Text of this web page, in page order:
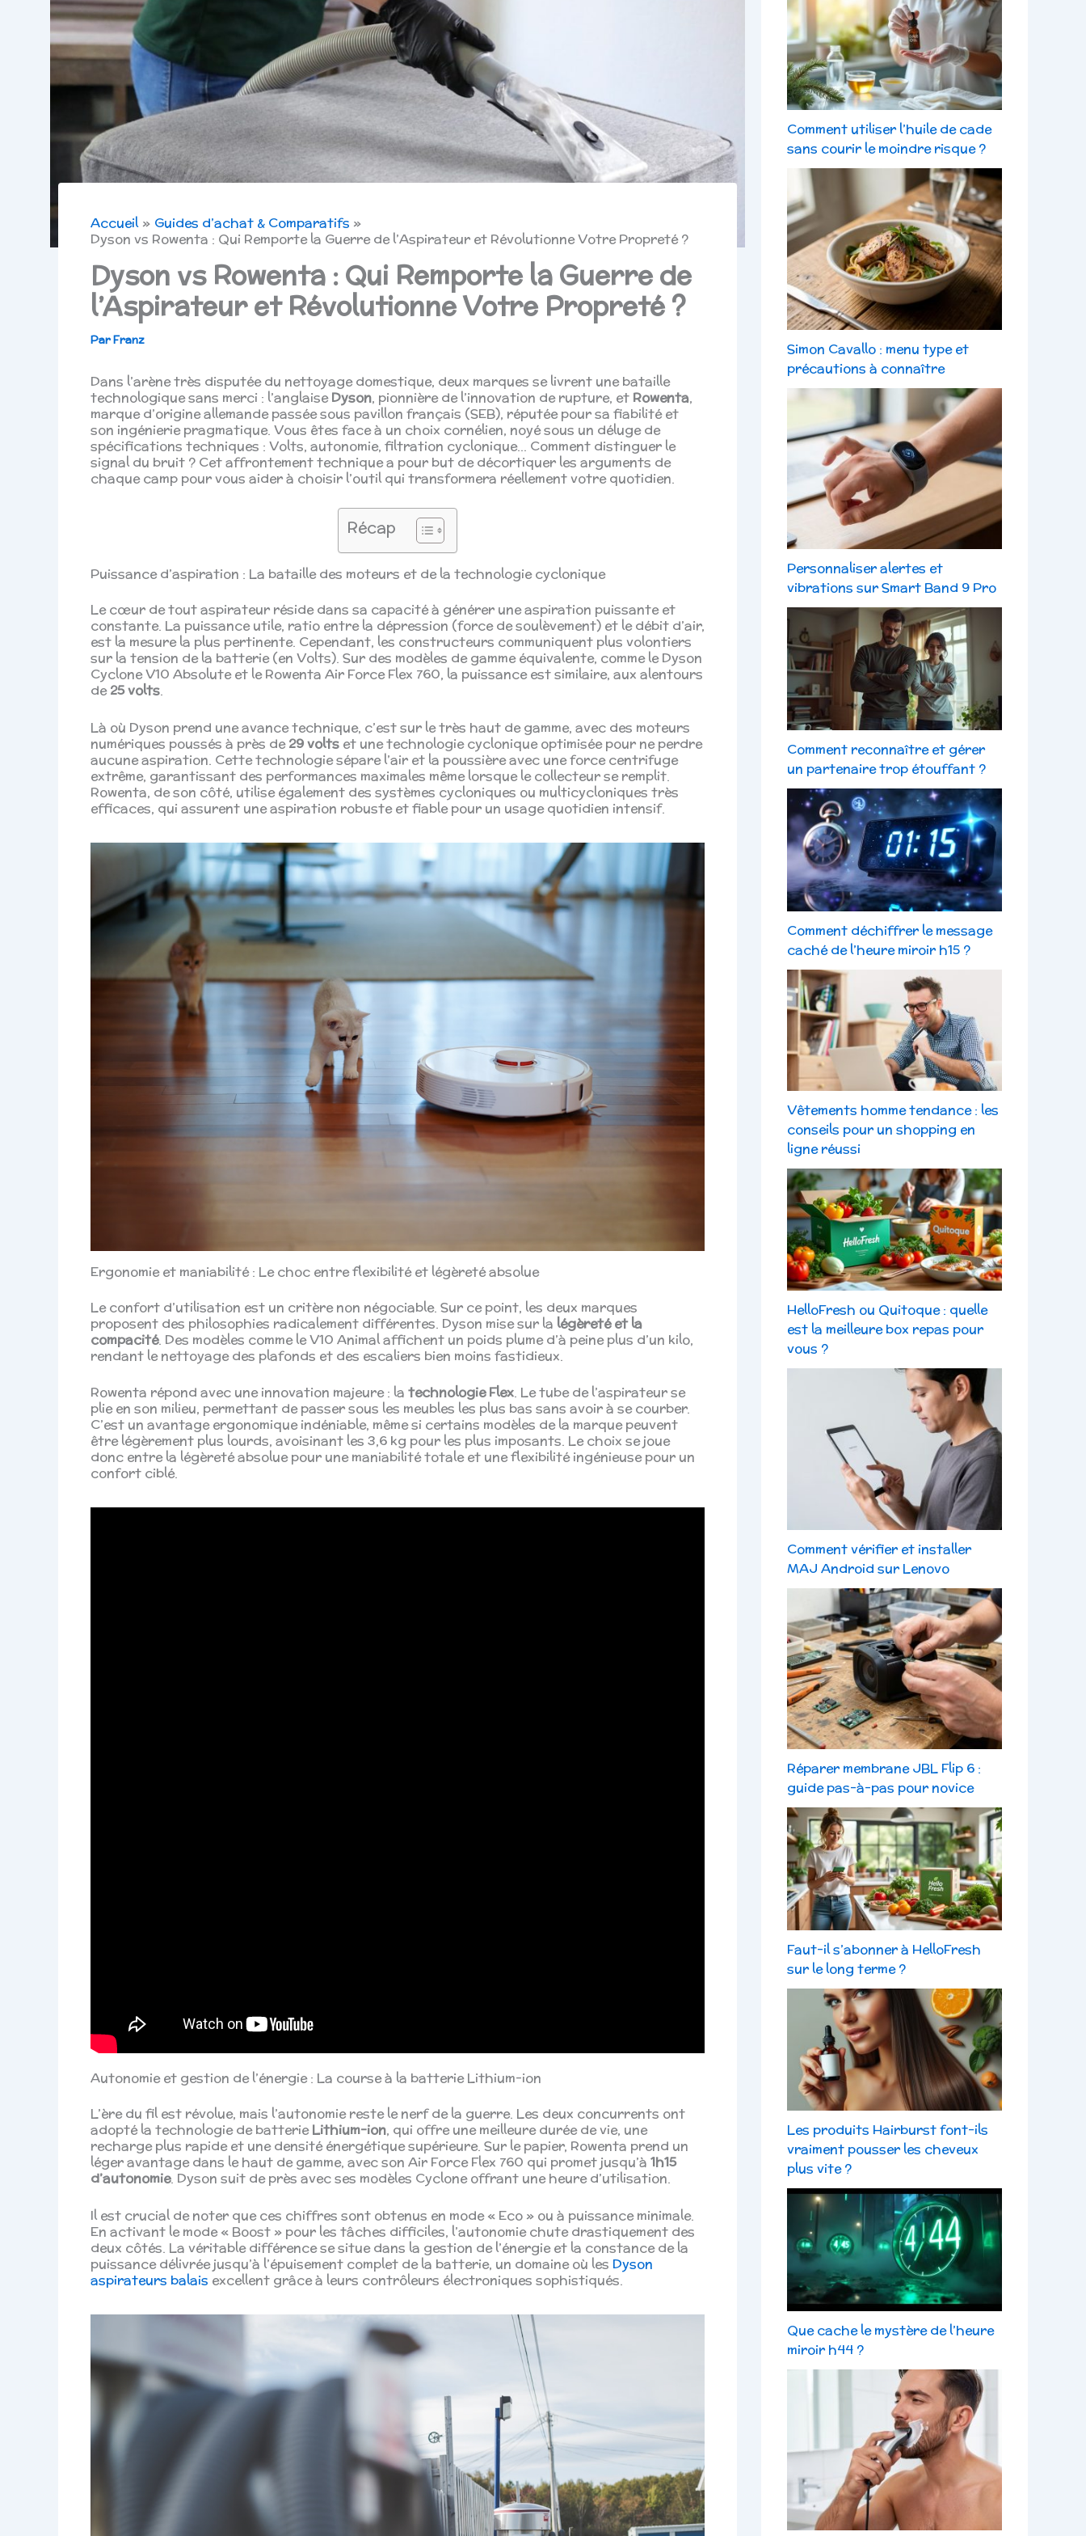
Accueil
Guides d’achat & Comparatifs
Dyson vs Rowenta : Qui Remporte la Guerre de l’Aspirateur et Révolutionne Votre Propreté ?
Dyson vs Rowenta : Qui Remporte la Guerre de
l’Aspirateur et Révolutionne Votre Propreté ?
ParFranz
Dans l’arène très disputée du nettoyage domestique, deux marques se livrent une bataille
technologique sans merci : l’anglaiseDyson, pionnière de l’innovation de rupture, et Rowenta,
marque d’origine allemande passée sous pavillon français (SEB), réputée pour sa fiabilité et
son ingénierie pragmatique. Vous êtes face à un choix cornélien, noyé sous un déluge de
spécifications techniques : Volts, autonomie, filtration cyclonique… Comment distinguer le
signal du bruit ? Cet affrontement technique a pour but de décortiquer les arguments de
chaque camp pour vous aider à choisir l’outil qui transformera réellement votre quotidien.
Récap
Puissance d’aspiration : La bataille des moteurs et de la technologie cyclonique
Le cœur de tout aspirateur réside dans sa capacité à générer une aspiration puissante et
constante. La puissance utile, ratio entre la dépression (force de soulèvement) et le débit d’air,
est la mesure la plus pertinente. Cependant, les constructeurs communiquent plus volontiers
sur la tension de la batterie (en Volts). Sur des modèles de gamme équivalente, comme le Dyson
Cyclone V10 Absolute et le Rowenta Air Force Flex 760, la puissance est similaire, aux alentours
de25 volts.
Là où Dyson prend une avance technique, c’est sur le très haut de gamme, avec des moteurs
numériques poussés à près de29 volts et une technologie cyclonique optimisée pour ne perdre
aucune aspiration. Cette technologie sépare l’air et la poussière avec une force centrifuge
extrême, garantissant des performances maximales même lorsque le collecteur se remplit.
Rowenta, de son côté, utilise également des systèmes cycloniques ou multicycloniques très
efficaces, qui assurent une aspiration robuste et fiable pour un usage quotidien intensif.
Ergonomie et maniabilité : Le choc entre flexibilité et légèreté absolue
Le confort d’utilisation est un critère non négociable. Sur ce point, les deux marques
proposent des philosophies radicalement différentes. Dyson mise sur la légèreté et la
compacité. Des modèles comme le V10 Animal affichent un poids plume d’à peine plus d’un kilo,
rendant le nettoyage des plafonds et des escaliers bien moins fastidieux.
Rowenta répond avec une innovation majeure : la technologie Flex. Le tube de l’aspirateur se
plie en son milieu, permettant de passer sous les meubles les plus bas sans avoir à se courber.
C’est un avantage ergonomique indéniable, même si certains modèles de la marque peuvent
être légèrement plus lourds, avoisinant les 3,6 kg pour les plus imposants. Le choix se joue
donc entre la légèreté absolue pour une maniabilité totale et une flexibilité ingénieuse pour un
confort ciblé.
Autonomie et gestion de l’énergie : La course à la batterie Lithium-ion
L’ère du fil est révolue, mais l’autonomie reste le nerf de la guerre. Les deux concurrents ont
adopté la technologie de batterieLithium-ion, qui offre une meilleure durée de vie, une
recharge plus rapide et une densité énergétique supérieure. Sur le papier, Rowenta prend un
léger avantage dans le haut de gamme, avec son Air Force Flex 760 qui promet jusqu’à 1h15
d’autonomie. Dyson suit de près avec ses modèles Cyclone offrant une heure d’utilisation.
Il est crucial de noter que ces chiffres sont obtenus en mode « Eco » ou à puissance minimale.
En activant le mode « Boost » pour les tâches difficiles, l’autonomie chute drastiquement des
deux côtés. La véritable différence se situe dans la gestion de l’énergie et la constance de la
puissance délivrée jusqu’à l’épuisement complet de la batterie, un domaine où les Dyson
aspirateurs balais excellent grâce à leurs contrôleurs électroniques sophistiqués.
Comment utiliser l’huile de cade
sans courir le moindre risque ?
Simon Cavallo : menu type et
précautions à connaître
Personnaliser alertes et
vibrations sur Smart Band 9 Pro
Comment reconnaître et gérer
un partenaire trop étouffant ?
Comment déchiffrer le message
caché de l’heure miroir h15 ?
Vêtements homme tendance : les
conseils pour un shopping en
ligne réussi
HelloFresh ou Quitoque : quelle
est la meilleure box repas pour
vous ?
Comment vérifier et installer
MAJ Android sur Lenovo
Réparer membrane JBL Flip 6 :
guide pas-à-pas pour novice
Faut-il s’abonner à HelloFresh
sur le long terme ?
Les produits Hairburst font-ils
vraiment pousser les cheveux
plus vite ?
Que cache le mystère de l’heure
miroir h44 ?